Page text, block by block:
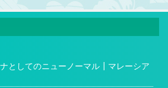
としてのニューノーマル┃マレーシア